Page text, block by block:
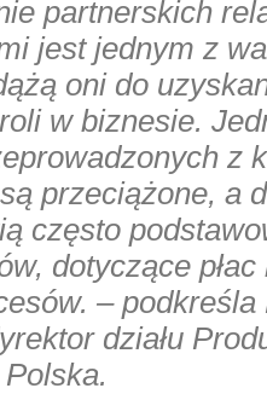
partnerskich
jest jednym z
oni do
w biznesie.
z
przeciążone, a
często
dotyczące
– podkreśla
działu